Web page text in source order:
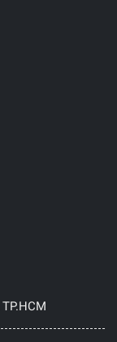
các bài toán
AI
cấp quyền
AI thông
để có trải